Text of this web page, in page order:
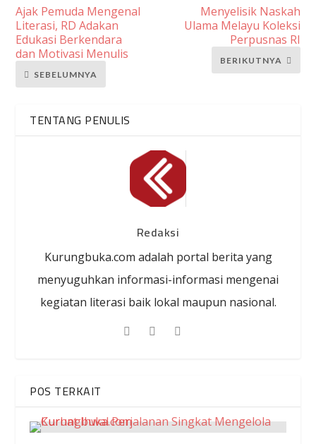
Ajak Pemuda Mengenal
Literasi, RD Adakan
Edukasi Berkendara
dan Motivasi Menulis
SEBELUMNYA
Menyelisik Naskah
Ulama Melayu Koleksi
Perpusnas RI
BERIKUTNYA
TENTANG PENULIS
Redaksi
Kurungbuka.com adalah portal berita yang
menyuguhkan informasi-informasi mengenai
kegiatan literasi baik lokal maupun nasional.
POS TERKAIT